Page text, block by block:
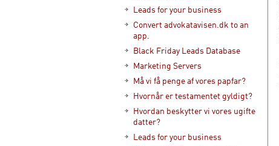
Leads for your business
Convert advokatavisen.dk to an
app.
Black Friday Leads Database
Marketing Servers
Må vi få penge af vores papfar?
Hvornår er testamentet gyldigt?
Hvordan beskytter vi vores ugifte
datter?
Leads for your business